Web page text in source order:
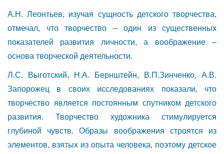
А.Н. Леонтьев, изучая сущность детского творчества,
отмечал, что творчество – один из существенных
показателей развития личности, а воображение –
основа творческой деятельности.
Л.С. Выготский, Н.А. Бернштейн, В.П.Зинченко, А.В.
Запорожец в своих исследованиях показали, что
творчество является постоянным спутником детского
развития. Творчество художника стимулируется
глубиной чувств. Образы воображения строятся из
элементов, взятых из опыта человека, поэтому детское